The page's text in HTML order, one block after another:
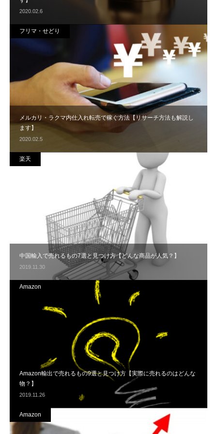
2020.02.6
メルカリ・ラクマ内仕入れ転売で稼ぐ方法【リサーチ方法も解説し
ます】
2020.02.5
フリマ・せどり
中国輸入で売れるもの7選と見つけ方【どんな商品が人気？】
2019.11.30
楽天
Amazon輸出で売れるもの9選と見つけ方【実際に売れるのはどんな
物？】
2019.11.26
Amazon
Amazon